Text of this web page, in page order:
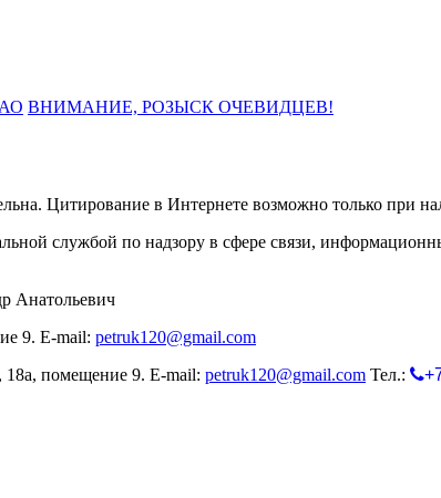
ВНИМАНИЕ, РОЗЫСК ОЧЕВИДЦЕВ!
Цитирование в Интернете возможно только при
службой по надзору в сфере связи,
Анатольевич
9. E-mail: petruk120@gmail.com
помещение 9. E-mail: petruk120@gmail.com Тел.: